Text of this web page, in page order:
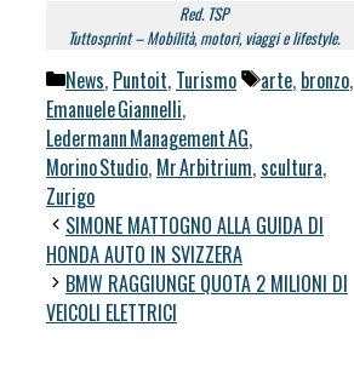
Red. TSP
Tuttosprint – Mobilità, motori, viaggi e lifestyle.
Categorie
News, Puntoit, Turismo Tag
arte, bronzo,
Emanuele Giannelli,
Ledermann Management AG,
Morino Studio, Mr Arbitrium,scultura,
Zurigo
SIMONE MATTOGNO ALLA GUIDA DI
HONDA AUTO IN SVIZZERA
BMW RAGGIUNGE QUOTA 2 MILIONI DI
VEICOLI ELETTRICI